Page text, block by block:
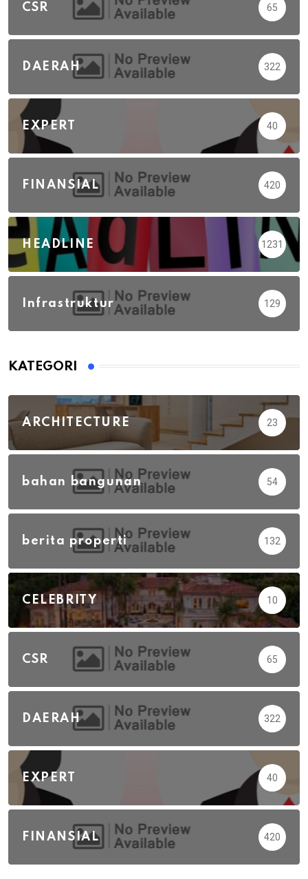
CSR 65
DAERAH 322
EXPERT 40
FINANSIAL 420
HEADLINE 1231
Infrastruktur 129
KATEGORI
ARCHITECTURE 23
bahan bangunan 54
berita properti 132
CELEBRITY 10
CSR 65
DAERAH 322
EXPERT 40
FINANSIAL 420